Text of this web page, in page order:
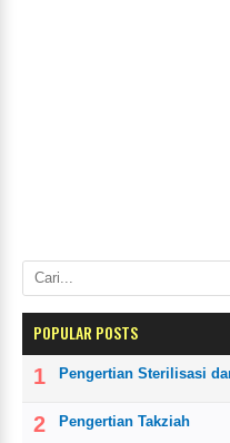
POPULAR POSTS
Pengertian Sterilisasi
Pengertian Takziah